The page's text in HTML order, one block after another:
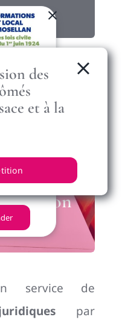
local.
service de
par
des
et à la